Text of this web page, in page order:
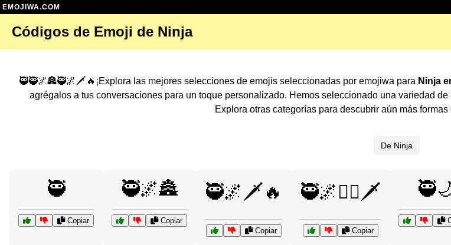
EMOJIWA.COM
Códigos de Emoji de Ninja
🥷🥷🌌🏯🥷🌌🗡️🔥¡Explora las mejores selecciones de emojis seleccionadas por emojiwa para Ninja
agrégalos a tus conversaciones para un toque personalizado. Hemos seleccionado una variedad
Explora otras categorías para descubrir aún más formas
De Ninja
🥷
Copiar
🥷🌌🏯
Copiar
🥷🌌🗡️🔥
Copiar
🥷🌌🧙‍♂️🗡️
Copiar